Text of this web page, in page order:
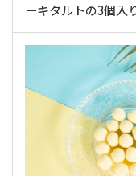
ーキタルトの3個入